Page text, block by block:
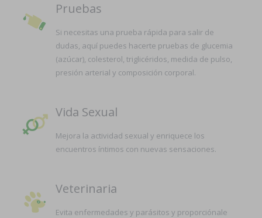
Pruebas
Si necesitas una prueba rápida para salir de
dudas, aquí puedes hacerte pruebas de glucemia
(azúcar), colesterol, triglicéridos, medida de pulso,
presión arterial y composición corporal.
Vida Sexual
Mejora la actividad sexual y enriquece los
encuentros íntimos con nuevas sensaciones.
Veterinaria
Evita enfermedades y parásitos y proporciónale